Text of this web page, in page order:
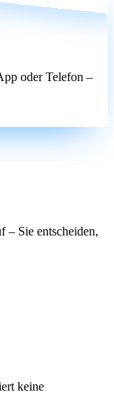
oder Telefon –
– Sie entscheiden,
keine